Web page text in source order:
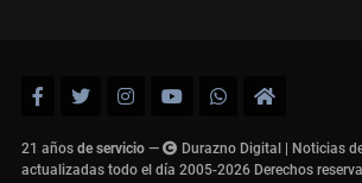
21 años de servicio —
Durazno Digital | Noticias
actualizadas todo el día 2005-2026 Derechos